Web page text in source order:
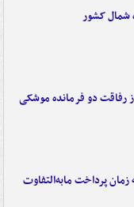
شمال کشور
رفاقت دو فرمانده‌ موشکی
پرداخت مابه‌التفاوت